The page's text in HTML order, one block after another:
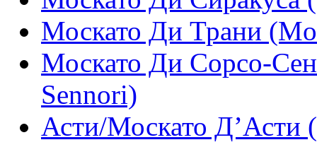
Москато Ди Трани
Москато Ди Сорсо-
Sennori)
Асти/Москато Д’Асти